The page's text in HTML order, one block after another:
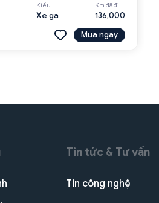
Kiểu
Xe ga
Km đã đi
136,000
Mua ngay
Tin tức & Tư vấn
Tin công nghệ